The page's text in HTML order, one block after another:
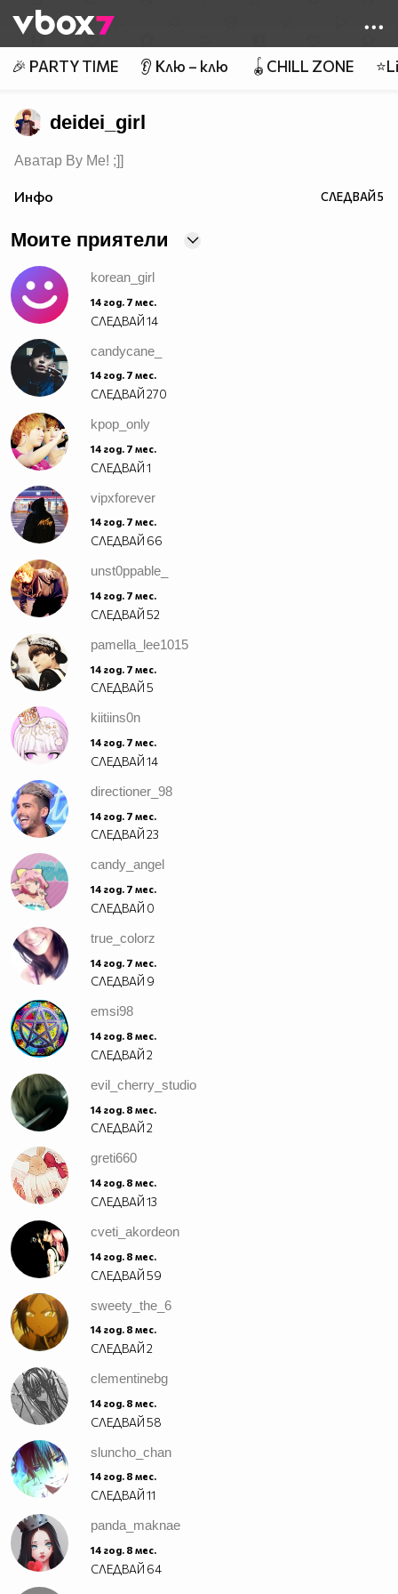
👾
🎉 PARTY TIME 👂 Клю – клю 🪀CHILL ZONE
deidei_girl
Аватар By Me! ;]]
Инфо СЛЕДВАЙ5
Моите приятели
korean_girl
14 год. 7 мес.
СЛЕДВАЙ14
candycane_
14 год. 7 мес.
СЛЕДВАЙ270
kpop_only
14 год. 7 мес.
СЛЕДВАЙ1
vipxforever
14 год. 7 мес.
СЛЕДВАЙ 66
unst0ppable_
14 год. 7 мес.
СЛЕДВАЙ52
pamella_lee1015
14 год. 7 мес.
СЛЕДВАЙ5
kiitiins0n
14 год. 7 мес.
СЛЕДВАЙ14
directioner_98
14 год. 7 мес.
СЛЕДВАЙ23
candy_angel
14 год. 7 мес.
СЛЕДВАЙ 0
true_colorz
14 год. 7 мес.
СЛЕДВАЙ 9
emsi98
14 год. 8 мес.
СЛЕДВАЙ2
evil_cherry_studio
14 год. 8 мес.
СЛЕДВАЙ2
greti660
14 год. 8 мес.
СЛЕДВАЙ13
cveti_akordeon
14 год. 8 мес.
СЛЕДВАЙ59
sweety_the_6
14 год. 8 мес.
СЛЕДВАЙ2
clementinebg
14 год. 8 мес.
СЛЕДВАЙ58
sluncho_chan
14 год. 8 мес.
СЛЕДВАЙ11
panda_maknae
14 год. 8 мес.
СЛЕДВАЙ 64